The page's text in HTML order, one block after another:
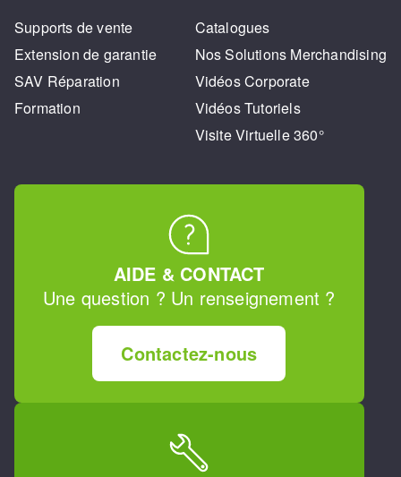
Supports de vente
Extension de garantie
SAV Réparation
Formation
Catalogues
Nos Solutions Merchandising
Vidéos Corporate
Vidéos Tutoriels
Visite Virtuelle 360°
AIDE & CONTACT
Une question ? Un renseignement ?
Contactez-nous